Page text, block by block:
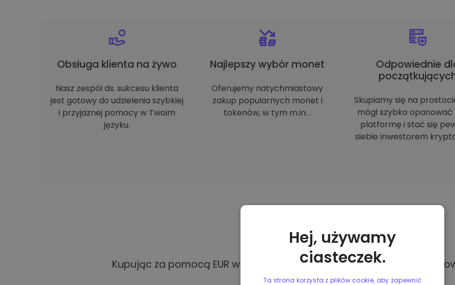
Obsługa klienta na żywo
Nasz zespół ds. sukcesu klienta
jest gotowy do udzielenia szybkiej
i przyjaznej pomocy w Twoim
języku.
Najlepszy wybór monet
Oferujemy natychmiastowy
zakup popularnych monet i
tokenów, w tym m.in. .
Odpowiednie
Skupiamy się na
mógł szybko opanować
platformę i stać się
siebie inwestorem
Metodypłatności
Kupując za pomocą EUR w Kriptomat, masz dostęp do różnych i
Hej, używamy
ciasteczek.
Ta strona korzysta z plików cookie, aby zapewnić